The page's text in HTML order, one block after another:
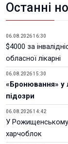
Останні
06.08.2026 16:30
$4000 за
обласної лікарні
06.08.2026 15:30
«Бронювання» у
підозри
06.08.2026 14:42
У Рожищенському
харчоблок